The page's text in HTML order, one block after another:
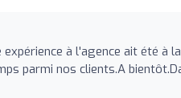
à l'agence ait été à la
parmi nos clients.A